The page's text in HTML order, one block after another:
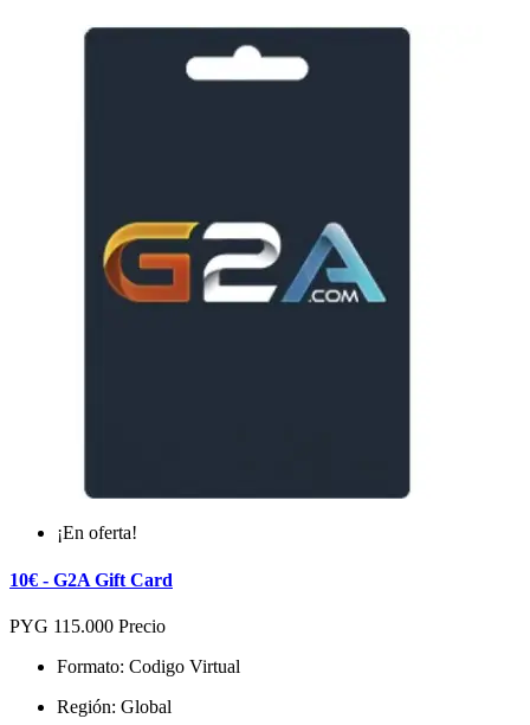
¡En oferta!
10€ - G2A Gift Card
PYG 115.000 Precio
Formato: Codigo Virtual
Región: Global